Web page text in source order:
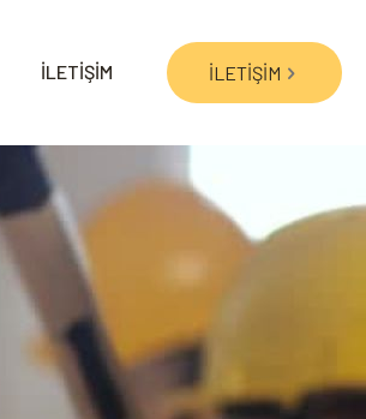
İLETİŞİM İLETİŞİM